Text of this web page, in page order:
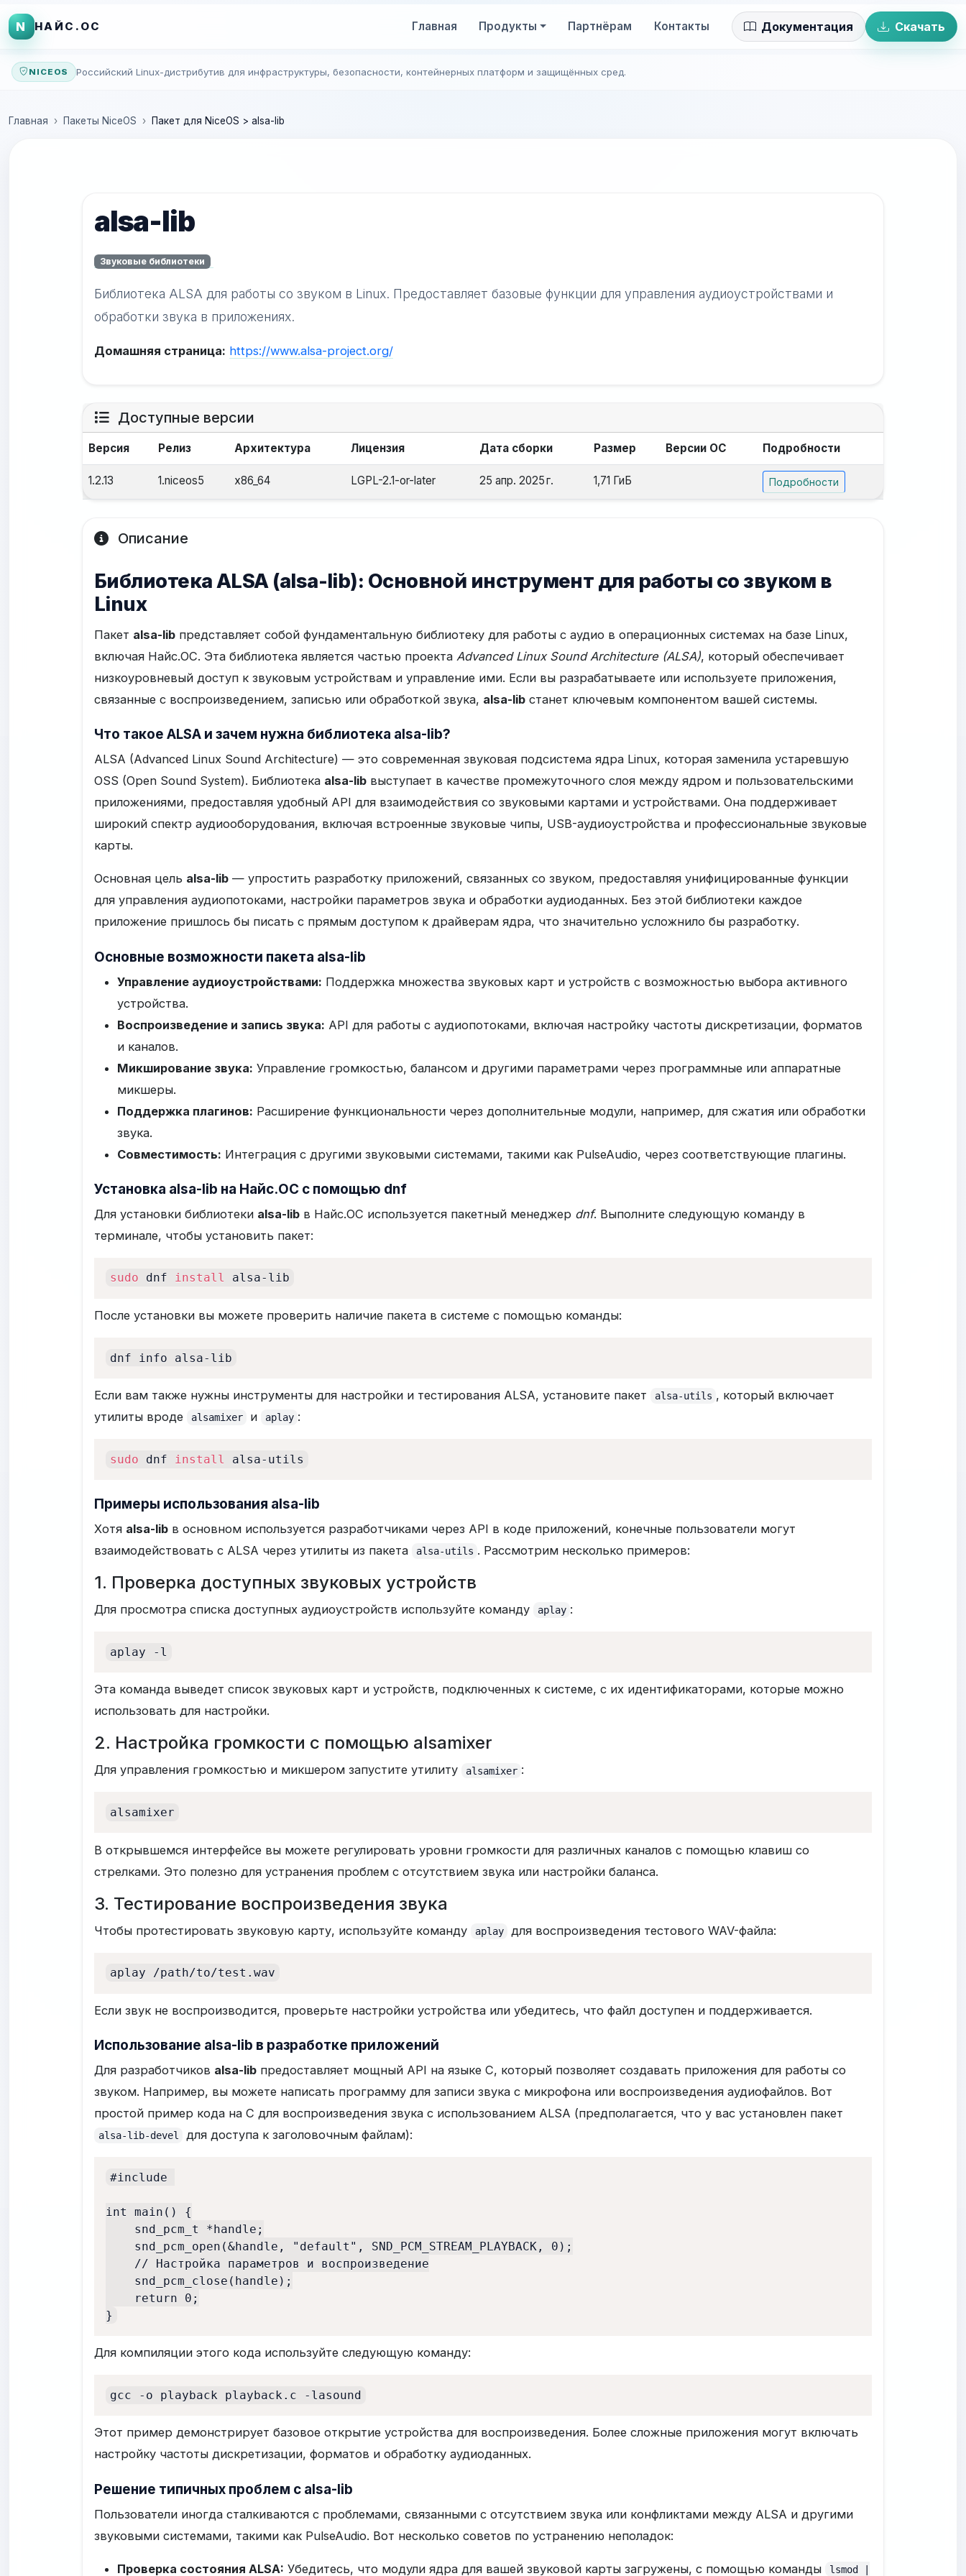
N НАЙС.ОС Главная Продукты Партнёрам Контакты Документация Скачать
NICEOS Российский Linux-дистрибутив для инфраструктуры, безопасности, контейнерных платформ и защищённых сред.
Главная Пакеты NiceOS Пакет для NiceOS > alsa-lib
alsa-lib
Звуковые библиотеки
Библиотека ALSA для работы со звуком в Linux. Предоставляет базовые функции для управления аудиоустройствами и
обработки звука в приложениях.
Домашняя страница: https://www.alsa-project.org/
Доступные версии
Версия Релиз Архитектура Лицензия Дата сборки Размер Версии ОС Подробности
1.2.13 1.niceos5 x86_64 LGPL-2.1-or-later 25 апр. 2025 г. 1,71 ГиБ Подробности
Описание
Библиотека ALSA (alsa-lib): Основной инструмент для работы со звуком в
Linux
Пакет alsa-lib представляет собой фундаментальную библиотеку для работы с аудио в операционных системах на базе Linux,
включая Найс.ОС. Эта библиотека является частью проекта Advanced Linux Sound Architecture (ALSA), который обеспечивает
низкоуровневый доступ к звуковым устройствам и управление ими. Если вы разрабатываете или используете приложения,
связанные с воспроизведением, записью или обработкой звука, alsa-lib станет ключевым компонентом вашей системы.
Что такое ALSA и зачем нужна библиотека alsa-lib?
ALSA (Advanced Linux Sound Architecture) — это современная звуковая подсистема ядра Linux, которая заменила устаревшую
OSS (Open Sound System). Библиотека alsa-lib выступает в качестве промежуточного слоя между ядром и пользовательскими
приложениями, предоставляя удобный API для взаимодействия со звуковыми картами и устройствами. Она поддерживает
широкий спектр аудиооборудования, включая встроенные звуковые чипы, USB-аудиоустройства и профессиональные звуковые
карты.
Основная цель alsa-lib — упростить разработку приложений, связанных со звуком, предоставляя унифицированные функции
для управления аудиопотоками, настройки параметров звука и обработки аудиоданных. Без этой библиотеки каждое
приложение пришлось бы писать с прямым доступом к драйверам ядра, что значительно усложнило бы разработку.
Основные возможности пакета alsa-lib
Управление аудиоустройствами: Поддержка множества звуковых карт и устройств с возможностью выбора активного
устройства.
Воспроизведение и запись звука: API для работы с аудиопотоками, включая настройку частоты дискретизации, форматов
и каналов.
Микширование звука: Управление громкостью, балансом и другими параметрами через программные или аппаратные
микшеры.
Поддержка плагинов: Расширение функциональности через дополнительные модули, например, для сжатия или обработки
звука.
Совместимость: Интеграция с другими звуковыми системами, такими как PulseAudio, через соответствующие плагины.
Установка alsa-lib на Найс.ОС с помощью dnf
Для установки библиотеки alsa-lib в Найс.ОС используется пакетный менеджер dnf. Выполните следующую команду в
терминале, чтобы установить пакет:
sudo dnf install alsa-lib
После установки вы можете проверить наличие пакета в системе с помощью команды:
dnf info alsa-lib
Если вам также нужны инструменты для настройки и тестирования ALSA, установите пакет alsa-utils , который включает
утилиты вроде
alsamixer и aplay :
sudo dnf install alsa-utils
Примеры использования alsa-lib
Хотя alsa-lib в основном используется разработчиками через API в коде приложений, конечные пользователи могут
взаимодействовать с ALSA через утилиты из пакета
alsa-utils . Рассмотрим несколько примеров:
1. Проверка доступных звуковых устройств
Для просмотра списка доступных аудиоустройств используйте команду aplay :
aplay -l
Эта команда выведет список звуковых карт и устройств, подключенных к системе, с их идентификаторами, которые можно
использовать для настройки.
2. Настройка громкости с помощью alsamixer
Для управления громкостью и микшером запустите утилиту alsamixer :
alsamixer
В открывшемся интерфейсе вы можете регулировать уровни громкости для различных каналов с помощью клавиш со
стрелками. Это полезно для устранения проблем с отсутствием звука или настройки баланса.
3. Тестирование воспроизведения звука
Чтобы протестировать звуковую карту, используйте команду aplay для воспроизведения тестового WAV-файла:
aplay /path/to/test.wav
Если звук не воспроизводится, проверьте настройки устройства или убедитесь, что файл доступен и поддерживается.
Использование alsa-lib в разработке приложений
Для разработчиков alsa-lib предоставляет мощный API на языке C, который позволяет создавать приложения для работы со
звуком. Например, вы можете написать программу для записи звука с микрофона или воспроизведения аудиофайлов. Вот
простой пример кода на C для воспроизведения звука с использованием ALSA (предполагается, что у вас установлен пакет
alsa-lib-devel для доступа к заголовочным файлам):
#include
int main() {
    snd_pcm_t *handle;
    snd_pcm_open(&handle, "default", SND_PCM_STREAM_PLAYBACK, 0);
    // Настройка параметров и воспроизведение
    snd_pcm_close(handle);
    return 0;
}
Для компиляции этого кода используйте следующую команду:
gcc -o playback playback.c -lasound
Этот пример демонстрирует базовое открытие устройства для воспроизведения. Более сложные приложения могут включать
настройку частоты дискретизации, форматов и обработку аудиоданных.
Решение типичных проблем с alsa-lib
Пользователи иногда сталкиваются с проблемами, связанными с отсутствием звука или конфликтами между ALSA и другими
звуковыми системами, такими как PulseAudio. Вот несколько советов по устранению неполадок:
Проверка состояния ALSA: Убедитесь, что модули ядра для вашей звуковой карты загружены, с помощью команды lsmod |